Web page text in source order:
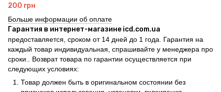
200 грн
Больше информации об оплате
Гарантия в интернет-магазине icd.com.ua
предоставляется, сроком от 14 дней до 1 года. Гарантия на
каждый товар индивидуальная, спрашивайте у менеджера про
сроки.. Возврат товара по гарантии осуществляется при
следующих условиях:
Товар должен быть в оригинальном состоянии без